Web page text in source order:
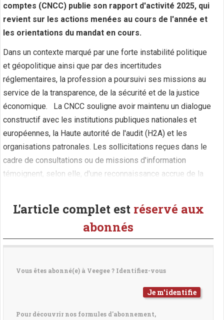
comptes (CNCC) publie son rapport d'activité 2025, qui
revient sur les actions menées au cours de l'année et
les orientations du mandat en cours.
Dans un contexte marqué par une forte instabilité politique
et géopolitique ainsi que par des incertitudes
réglementaires, la profession a poursuivi ses missions au
service de la transparence, de la sécurité et de la justice
économique. La CNCC souligne avoir maintenu un dialogue
constructif avec les institutions publiques nationales et
européennes, la Haute autorité de l'audit (H2A) et les
organisations patronales. Les sollicitations reçues dans le
cadre de consultations ou de missions d'information
témoignent, selon elle, d'une reconnaissance accrue de la
L'article complet est réservé aux
abonnés
Vous êtes abonné(e) à Veegee ? Identifiez-vous
Je m'identifie
Pour découvrir nos formules d'abonnement,